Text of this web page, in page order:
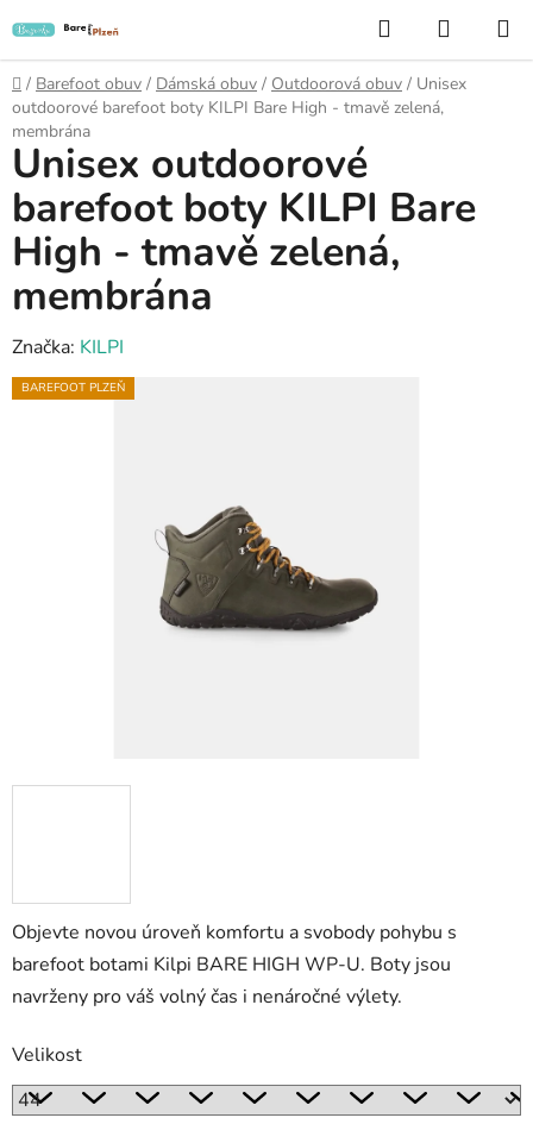
na
obsah
Hledat
KOŠÍK
Domů
/ Barefoot obuv / Dámská obuv / Outdoorová obuv / Unisex
outdoorové barefoot boty KILPI Bare High - tmavě zelená,
membrána
Objevte novou úroveň komfortu a svobody pohybu s
barefoot botami Kilpi BARE HIGH WP-U. Boty jsou
navrženy pro váš volný čas i nenáročné výlety.
Velikost
Unisex outdoorové
barefoot boty KILPI Bare
High - tmavě zelená,
membrána
Značka: KILPI
BAREFOOT PLZEŇ